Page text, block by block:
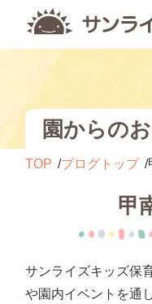
園からの
TOP ブログトップ
甲
サンライズキッズ保
や園内イベントを通